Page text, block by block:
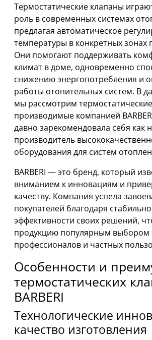
Термостатические клапаны
роль в современных системах
предлагая автоматическое
температуры в конкретных
Они помогают поддерживать
климат в доме, одновременно
снижению энергопотребления и
работы отопительных систем. В
мы рассмотрим
производимые компанией
давно зарекомендовала себя как
производитель
оборудования для систем
BARBERI — это бренд, который
вниманием к инновациям и
качеству. Компания успела
покупателей благодаря
эффективности своих решений,
продукцию популярным выбором
профессионалов и частных
Особенности и
термостатических
BARBERI
Технологические
качество изготовления